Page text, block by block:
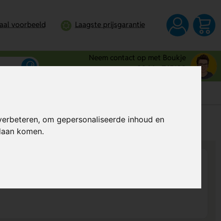
om gepersonaliseerde inhoud en
komen.
voorbeeld Laagste prijsgarantie
Neem contact op met Boukje
0344 - 745109
Al vanaf€ 6,46 per stuk (excl. BTW)